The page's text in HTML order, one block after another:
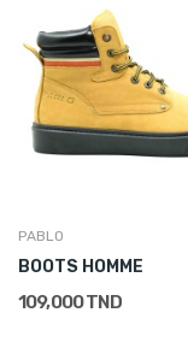
PABLO
BOOTS HOMME
109,000 TND